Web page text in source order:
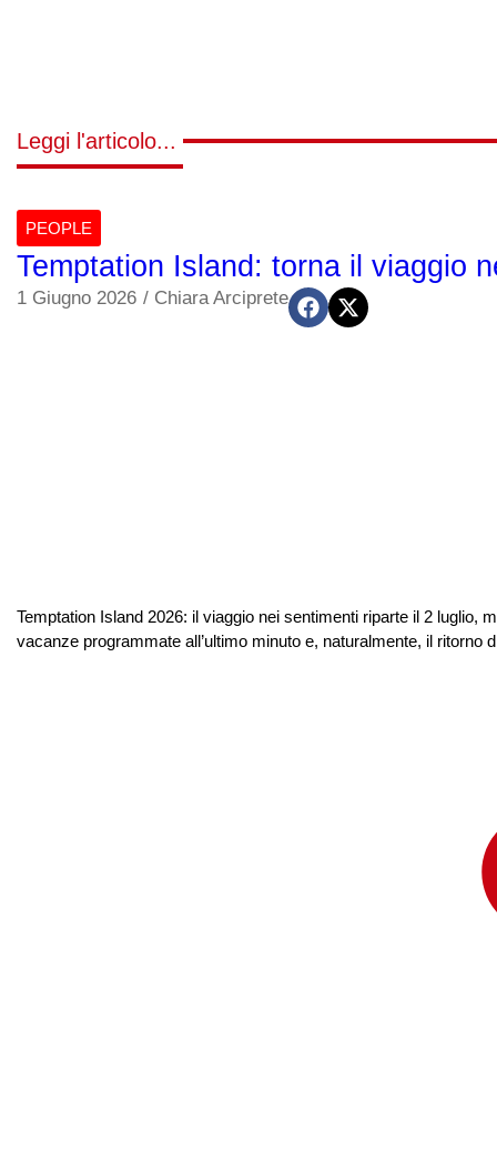
Leggi l'articolo...
PEOPLE
Temptation Island: torna il viaggio
1 Giugno 2026 / Chiara Arciprete
Temptation Island 2026: il viaggio nei sentimenti riparte il 2 luglio,
vacanze programmate all’ultimo minuto e, naturalmente, il ritorno